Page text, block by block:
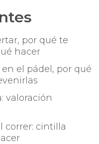
por qué te
hacer
el pádel, por qué
valoración
correr: cintilla